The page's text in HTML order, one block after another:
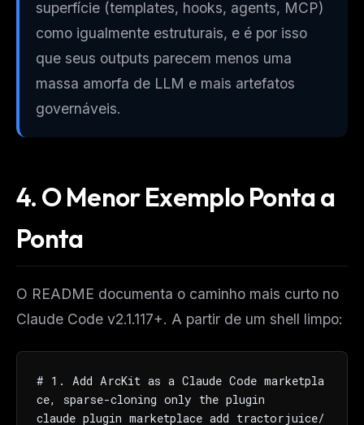
superfície (templates, hooks, agents, MCP)
como igualmente estruturais, e é por isso
que seus outputs parecem menos uma
massa amorfa de LLM e mais artefatos
governáveis.
4. O Menor Exemplo Ponta a
Ponta
O README documenta o caminho mais curto no
Claude Code v2.1.117+. A partir de um shell limpo:
# 1. Add ArcKit as a Claude Code marketpla
ce, sparse-cloning only the plugin
claude plugin marketplace add tractorjuice/
MCP pick of the week
New agent skill drop
FREE NEWSLETTER